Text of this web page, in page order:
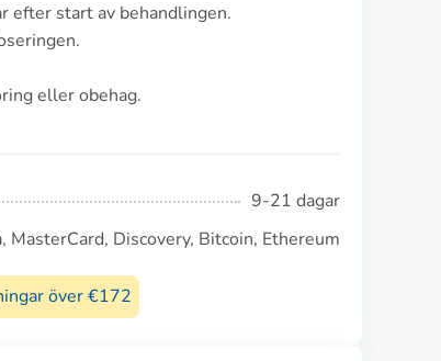
efter start av behandlingen.
eller obehag.
9-21 dagar
MasterCard, Discovery, Bitcoin, Ethereum
över €172